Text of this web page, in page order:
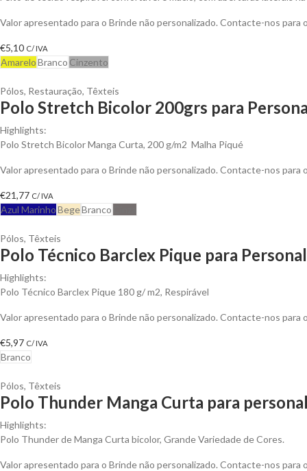
Valor apresentado para o Brinde não personalizado. Contacte-nos
€5,10 C/ IVA
AmareloBranco Cinzento
Pólos, Restauração, Têxteis
Polo Stretch Bicolor 200grs para
Highlights:
Polo Stretch Bicolor Manga Curta, 200 g/m2 Malha Piqué
Valor apresentado para o Brinde não personalizado. Contacte-nos
€21,77 C/ IVA
Azul MarinhoBegeBranco
Pólos, Têxteis
Polo Técnico Barclex Pique para
Highlights:
Polo Técnico Barclex Pique 180 g/ m2, Respirável
Valor apresentado para o Brinde não personalizado. Contacte-nos
€5,97 C/ IVA
Branco
Pólos, Têxteis
Polo Thunder Manga Curta para
Highlights:
Polo Thunder de Manga Curta bicolor, Grande Variedade de Cores.
Valor apresentado para o Brinde não personalizado. Contacte-nos